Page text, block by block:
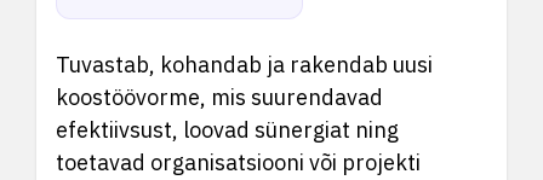
Tuvastab, kohandab ja rakendab uusi
koostöövorme, mis suurendavad
efektiivsust, loovad sünergiat ning
toetavad organisatsiooni või projekti